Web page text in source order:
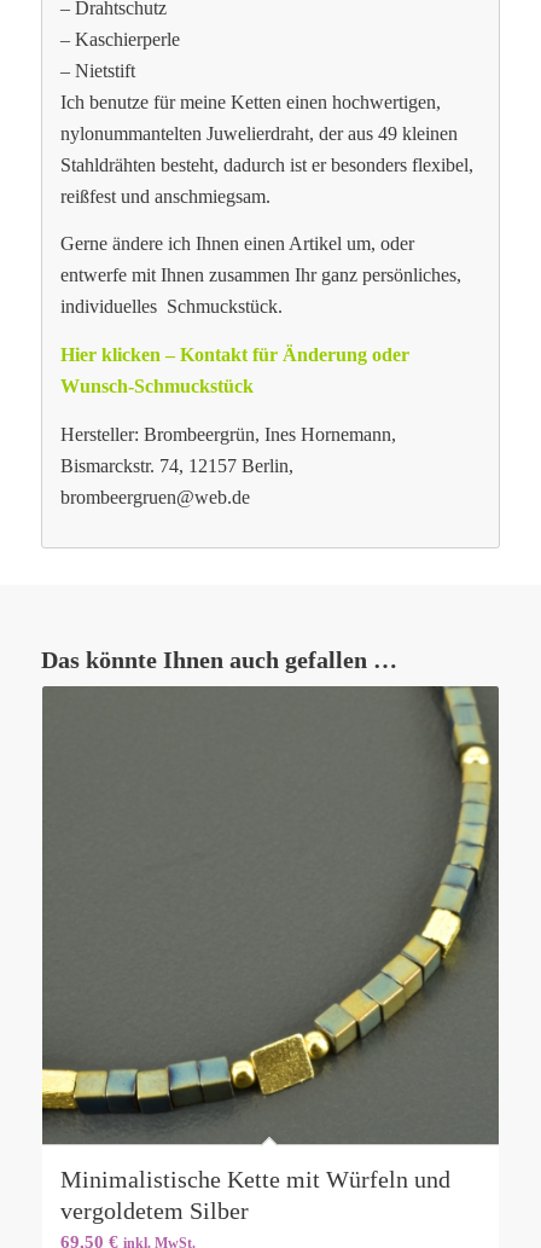
– Drahtschutz
– Kaschierperle
– Nietstift
Ich benutze für meine Ketten einen hochwertigen,
nylonummantelten Juwelierdraht, der aus 49 kleinen
Stahldrähten besteht, dadurch ist er besonders flexibel,
reißfest und anschmiegsam.
Gerne ändere ich Ihnen einen Artikel um, oder
entwerfe mit Ihnen zusammen Ihr ganz persönliches,
individuelles Schmuckstück.
Hier klicken – Kontakt für Änderung oder
Wunsch-Schmuckstück
Hersteller: Brombeergrün, Ines Hornemann,
Bismarckstr. 74, 12157 Berlin,
brombeergruen@web.de
Das könnte Ihnen auch gefallen …
Minimalistische Kette mit Würfeln und
vergoldetem Silber
69,50 € inkl. MwSt.